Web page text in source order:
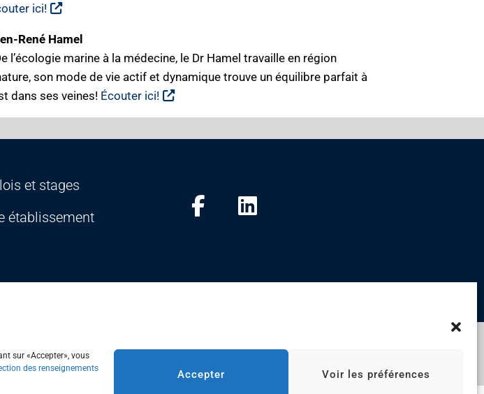
sur «Accepter», vous
des renseignements
Accepter Voir les préférences
ici!
René Hamel
l’écologie marine à la médecine, le Dr Hamel travaille en région
son mode de vie actif et dynamique trouve un équilibre parfait à
dans ses veines! Écouter ici!
et stages
établissement